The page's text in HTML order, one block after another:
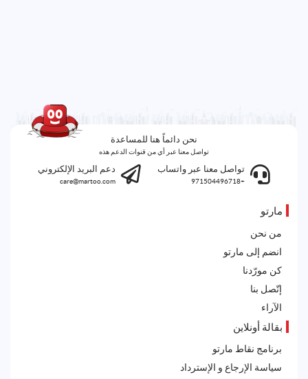
نحن دائماً هنا للمساعدة
تواصل معنا عبر أي من قنوات الدعم هذه
تواصل معنا عبر واتساب
+971504496718
دعم البريد الإلكتروني
care@martoo.com
مارتو
من نحن
انضم إلى مارتو
كن مورّدنا
إتّصل بنا
الآراء
بقالة أونلاين
برنامج نقاط مارتو
سياسة الإرجاع و الإسترداد